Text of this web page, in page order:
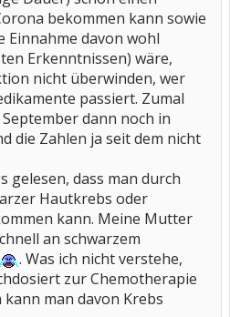
bekommen kann sowie
Einnahme davon wohl
Erkenntnissen) wäre,
nicht überwinden, wer
passiert. Zumal
dann noch in
die Zahlen ja seit dem nicht
gelesen, dass man durch
Hautkrebs oder
kann. Meine Mutter
an schwarzem
. Was ich nicht verstehe,
zur Chemotherapie
man davon Krebs